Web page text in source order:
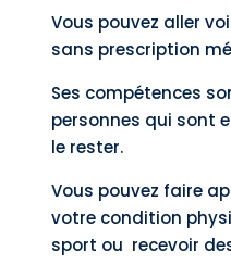
Vous pouvez aller
sans prescription
Ses compétences
personnes qui sont
le rester.
Vous pouvez faire
votre condition
sport ou recevoir